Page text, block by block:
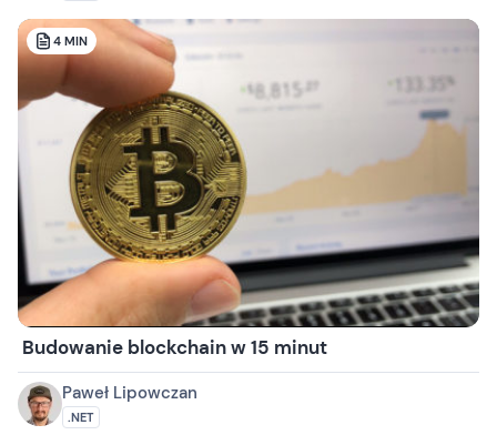
4 MIN
Budowanie blockchain w 15 minut
Paweł Lipowczan
.NET